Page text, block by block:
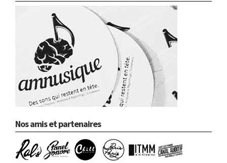
Nos amis et partenaires